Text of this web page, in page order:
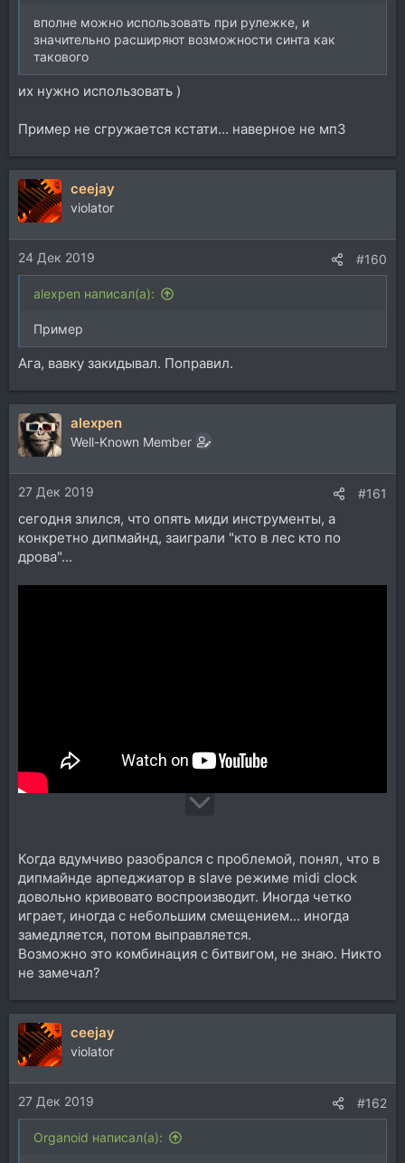
вполне можно использовать при рулежке, и
значительно расширяют возможности синта как
такового
их нужно использовать )
Пример не сгружается кстати... наверное не мп3
ceejay
violator
24 Дек 2019 #160
alexpen написал(а):
Пример
Ага, вавку закидывал. Поправил.
alexpen
Well-Known Member
27 Дек 2019 #161
сегодня злился, что опять миди инструменты, а
конкретно дипмайнд, заиграли "кто в лес кто по
дрова"...
Когда вдумчиво разобрался с проблемой, понял, что в
дипмайнде арпеджиатор в slave режиме midi clock
довольно кривовато воспроизводит. Иногда четко
играет, иногда с небольшим смещением... иногда
замедляется, потом выправляется.
Возможно это комбинация с битвигом, не знаю. Никто
не замечал?
ceejay
violator
27 Дек 2019 #162
Organoid написал(а):